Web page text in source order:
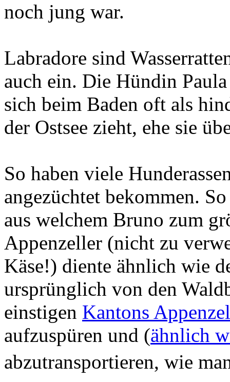
noch jung war.
Labradore sind
auch ein. Die Hündin
sich beim Baden oft als
der Ostsee zieht, ehe sie
So haben viele
angezüchtet bekommen.
aus welchem Bruno zum
Appenzeller (nicht zu
Käse!) diente ähnlich wie
ursprünglich von den
einstigen Kantons
aufzuspüren und (ähnlich
abzutransportieren, wie